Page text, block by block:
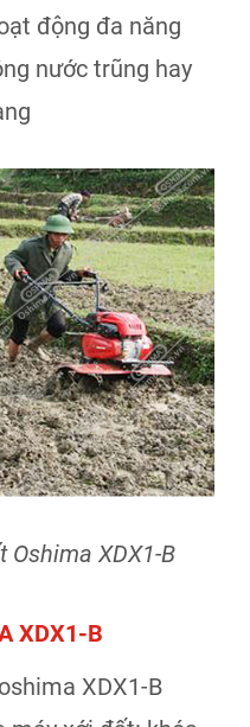
động đa năng
nước trũng hay
XDX1-B
XDX1-B
XDX1-B